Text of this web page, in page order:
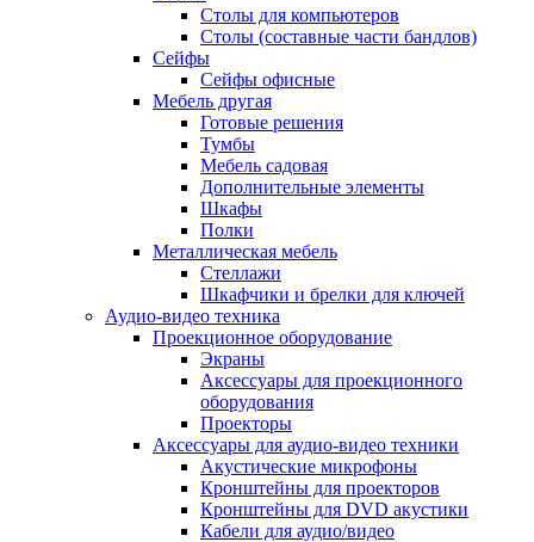
Столы для компьютеров
Столы (составные части бандлов)
Сейфы
Сейфы офисные
Мебель другая
Готовые решения
Тумбы
Мебель садовая
Дополнительные элементы
Шкафы
Полки
Металлическая мебель
Стеллажи
Шкафчики и брелки для ключей
Аудио-видео техника
Проекционное оборудование
Экраны
Аксессуары для проекционного
оборудования
Проекторы
Аксессуары для аудио-видео техники
Акустические микрофоны
Кронштейны для проекторов
Кронштейны для DVD акустики
Кабели для аудио/видео